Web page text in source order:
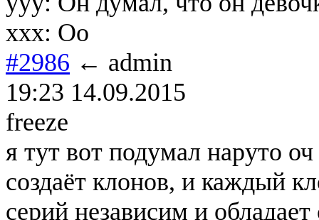
xxx: Оо
#2986 ← admin
19:23 14.09.2015
freeze
я тут вот подумал наруто
создаёт клонов, и каждый
серий независим и